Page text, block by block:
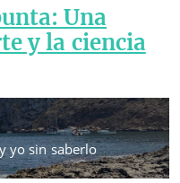
Una
y la ciencia
yo sin saberlo